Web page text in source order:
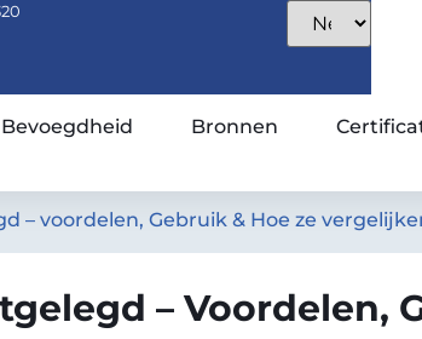
Bevoegdheid Bronnen
– voordelen, Gebruik & Hoe ze
– Voordelen,